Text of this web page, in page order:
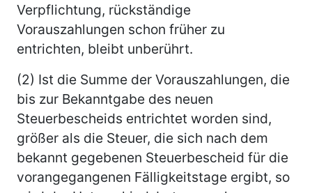
Verpflichtung, rückständige
Vorauszahlungen schon früher zu
entrichten, bleibt unberührt.
(2) Ist die Summe der Vorauszahlungen, die
bis zur Bekanntgabe des neuen
Steuerbescheids entrichtet worden sind,
größer als die Steuer, die sich nach dem
bekannt gegebenen Steuerbescheid für die
vorangegangenen Fälligkeitstage ergibt, so